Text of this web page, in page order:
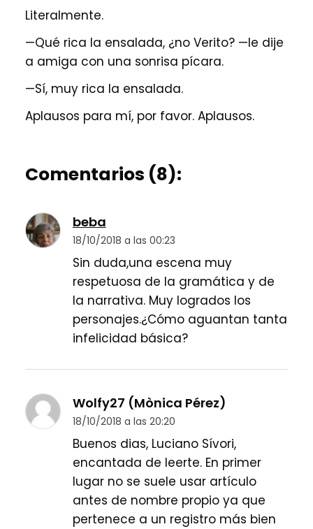
Literalmente.
—Qué rica la ensalada, ¿no Verito? —le dije
a amiga con una sonrisa pícara.
—Sí, muy rica la ensalada.
Aplausos para mí, por favor. Aplausos.
Comentarios (8):
beba
18/10/2018 a las 00:23
Sin duda,una escena muy
respetuosa de la gramática y de
la narrativa. Muy logrados los
personajes.¿Cómo aguantan tanta
infelicidad básica?
Wolfy27 (Mònica Pérez)
18/10/2018 a las 20:20
Buenos dias, Luciano Sívori,
encantada de leerte. En primer
lugar no se suele usar artículo
antes de nombre propio ya que
pertenece a un registro más bien